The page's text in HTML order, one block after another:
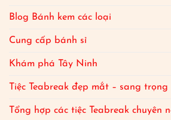
Blog Bánh kem các loại
Cung cấp bánh sỉ
Khám phá Tây Ninh
Tiệc Teabreak đẹp mắt – sang trọng
Tổng hợp các tiệc Teabreak chuyên